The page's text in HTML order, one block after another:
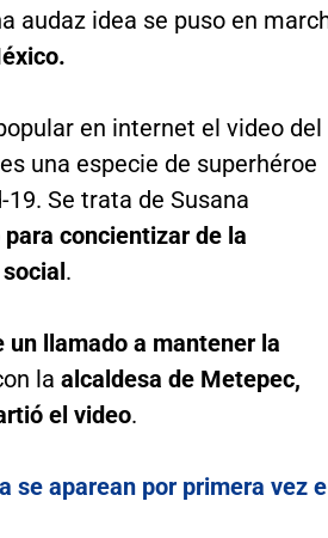
audaz idea se puso en
en internet el video del
una especie de superhéroe
Se trata de Susana
concientizar de la
.
un llamado a mantener la
la alcaldesa de Metepec,
el video.
se aparean por primera vez